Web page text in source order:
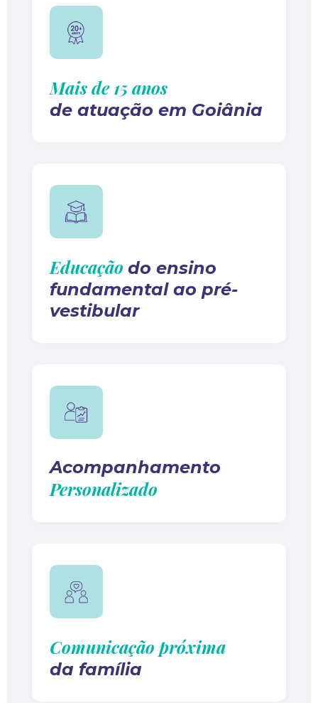
Mais de 15 anos
de atuação em Goiânia
Educação do ensino
fundamental ao pré-
vestibular
Acompanhamento
Personalizado
Comunicação próxima
da família